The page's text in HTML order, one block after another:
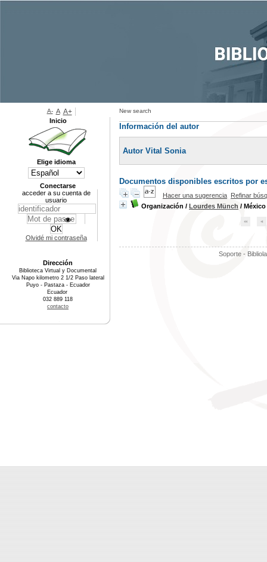
New search
Información del autor
Autor Vital Sonia
Documentos disponibles escritos por
Hacer una sugerencia Refinar
Organización / Lourdes Münch /
Soporte -
A- A A+
Inicio
Elige idioma
Conectarse
acceder a su cuenta de
usuario
Olvidé mi contraseña
Dirección
Biblioteca Virtual y Documental
Via Napo kilometro 2 1/2 Paso lateral
Puyo - Pastaza - Ecuador
Ecuador
032 889 118
contacto